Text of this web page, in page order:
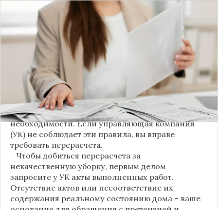
С 1 августа в квитанциях за жилищно-
коммунальные услуги введено важное
новшество. Как поясняет автор канала "ВЗО
ProДеньги", теперь уборка мест общего
пользования (МОП) выделена в отдельную
строку. Это дает жильцам четкое понимание, за
что именно они платят.
Новые нормы строго регламентируют частоту
уборки: мытье полов и лестниц должно
проводиться несколько раз в неделю, удаление
пыли – еженедельно, а уборка снега – по мере
необходимости. Если управляющая компания
(УК) не соблюдает эти правила, вы вправе
требовать перерасчета.
Чтобы добиться перерасчета за
некачественную уборку, первым делом
запросите у УК акты выполненных работ.
Отсутствие актов или несоответствие их
содержания реальному состоянию дома – ваше